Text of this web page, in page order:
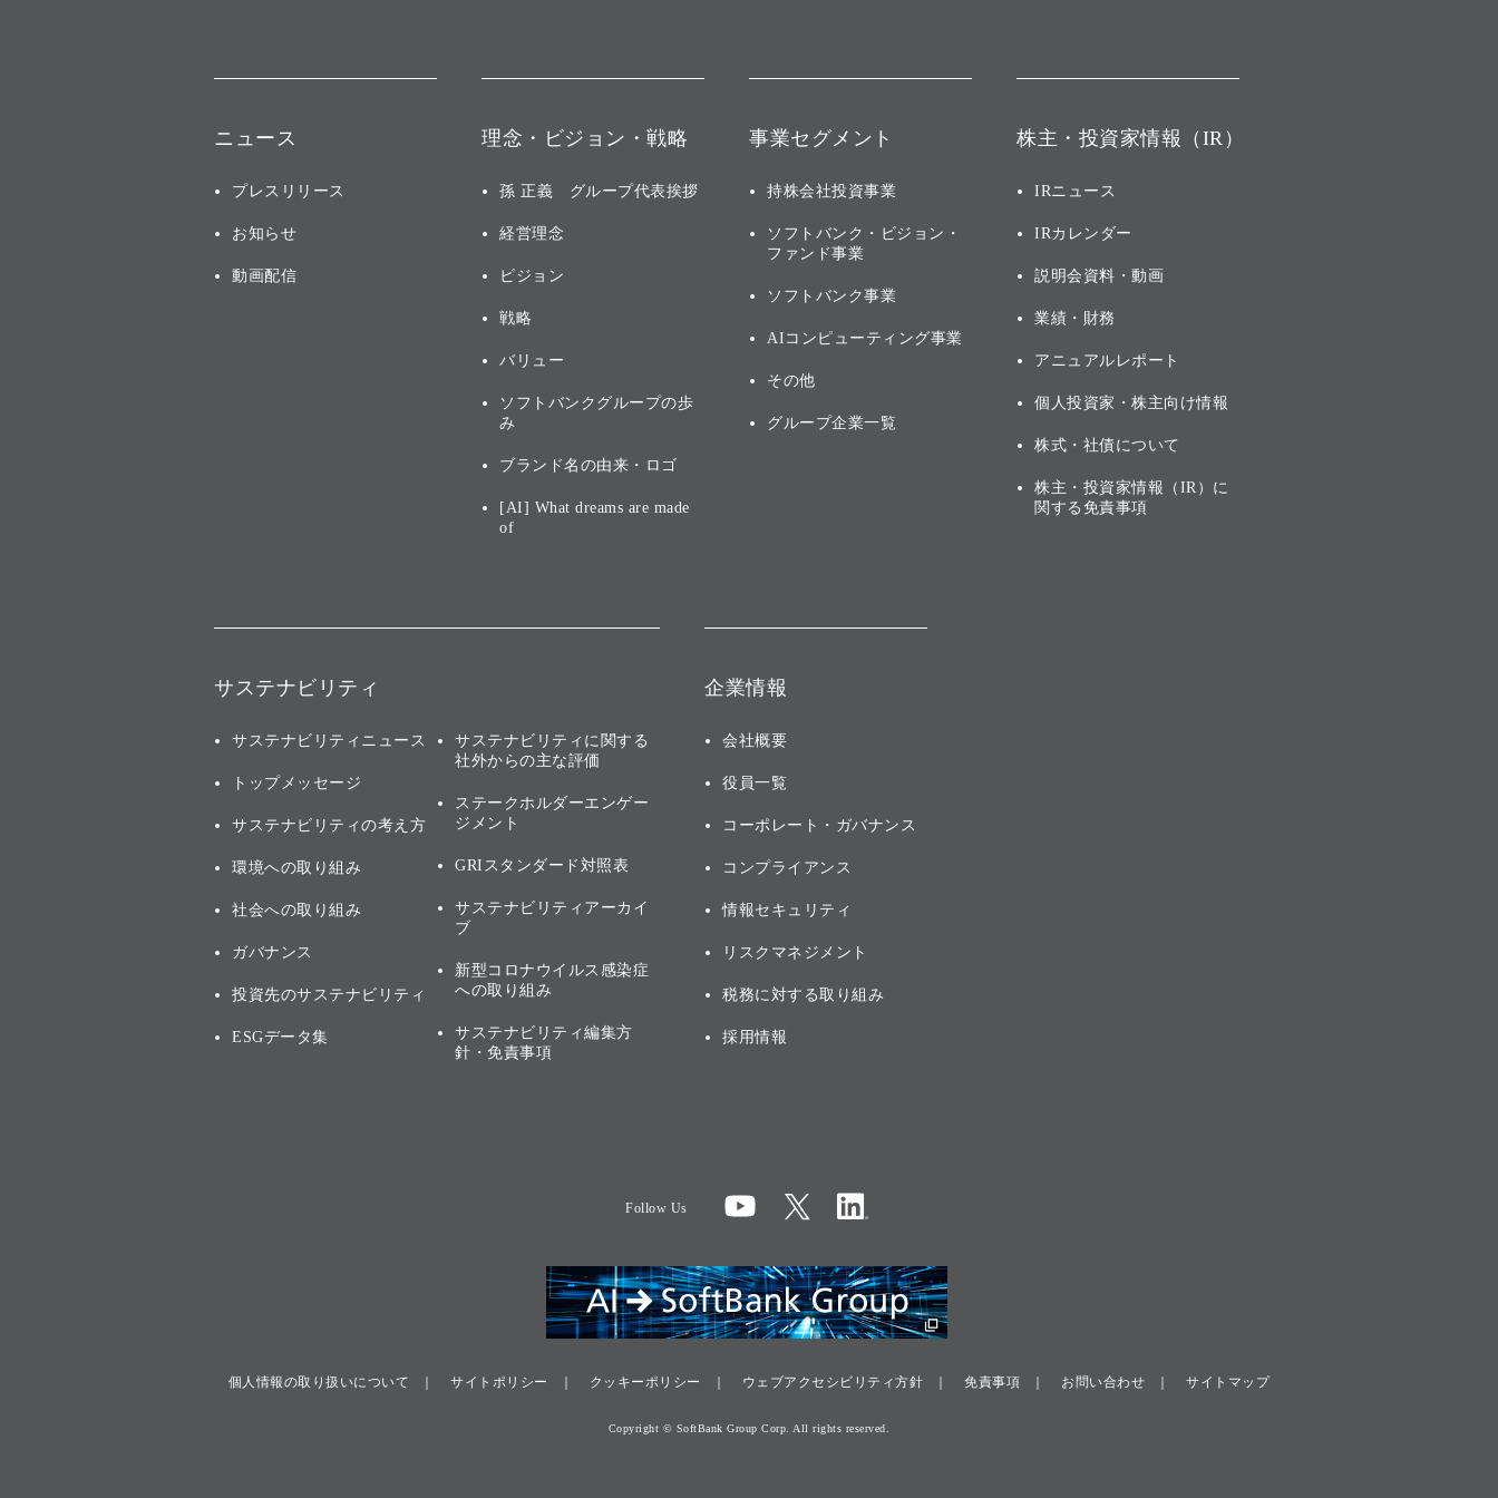
ニュース
プレスリリース
お知らせ
動画配信
理念・ビジョン・戦略
孫 正義 グループ代表挨拶
経営理念
ビジョン
戦略
バリュー
ソフトバンクグループの歩
み
ブランド名の由来・ロゴ
[AI] What dreams are made
of
事業セグメント
持株会社投資事業
ソフトバンク・ビジョン・
ファンド事業
ソフトバンク事業
AIコンピューティング事業
その他
グループ企業一覧
株主・投資家情報（IR）
IRニュース
IRカレンダー
説明会資料・動画
業績・財務
アニュアルレポート
個人投資家・株主向け情報
株式・社債について
株主・投資家情報（IR）に
関する免責事項
サステナビリティ
サステナビリティニュース
トップメッセージ
サステナビリティの考え方
環境への取り組み
社会への取り組み
ガバナンス
投資先のサステナビリティ
ESGデータ集
サステナビリティに関する
社外からの主な評価
ステークホルダーエンゲー
ジメント
GRIスタンダード対照表
サステナビリティアーカイ
ブ
新型コロナウイルス感染症
への取り組み
サステナビリティ編集方
針・免責事項
企業情報
会社概要
役員一覧
コーポレート・ガバナンス
コンプライアンス
情報セキュリティ
リスクマネジメント
税務に対する取り組み
採用情報
Follow Us
個人情報の取り扱いについて サイトポリシー クッキーポリシー ウェブアクセシビリティ方針 免責事項 お問い合わせ サイトマップ
Copyright © SoftBank Group Corp. All rights reserved.